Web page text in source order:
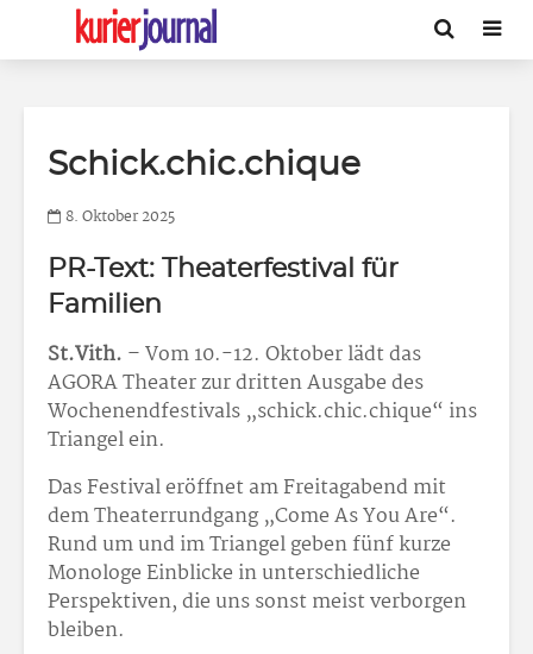
Schick.chic.chique
8. Oktober 2025
PR-Text: Theaterfestival für
Familien
St.Vith. – Vom 10.-12. Oktober lädt das
AGORA Theater zur dritten Ausgabe des
Wochenendfestivals „schick.chic.chique“ ins
Triangel ein.
Das Festival eröffnet am Freitagabend mit
dem Theaterrundgang „Come As You Are“.
Rund um und im Triangel geben fünf kurze
Monologe Einblicke in unterschiedliche
Perspektiven, die uns sonst meist verborgen
bleiben.